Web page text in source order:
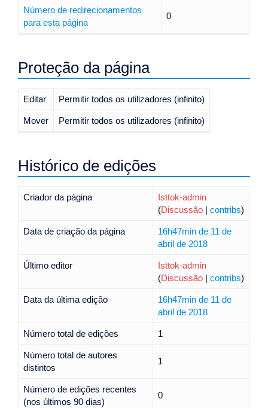
Número de redirecionamentos
para esta página
0
Proteção da página
Editar Permitir todos os utilizadores (infinito)
Mover Permitir todos os utilizadores (infinito)
Histórico de edições
Criador da página
Isttok-admin
(Discussão| contribs)
Data de criação da página
16h47min de 11 de
abril de 2018
Último editor
Isttok-admin
(Discussão| contribs)
Data da última edição
16h47min de 11 de
abril de 2018
Número total de edições 1
Número total de autores
distintos
1
Número de edições recentes
(nos últimos 90 dias)
0